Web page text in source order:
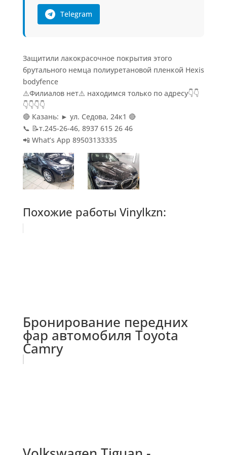
Telegram
Защитили лакокрасочное покрытия этого
брутального немца полиуретановой пленкой Hexis
bodyfence
⚠️Филиалов нет⚠️ находимся только по адресу👇👇
👇👇👇👇
🔴 Казань: ► ул. Седова, 24к1 🔴
📞 📝т.245-26-46, 8937 615 26 46
📲 What’s App 89503133335
Похожие работы Vinylkzn:
Бронирование передних
фар автомобиля Toyota
Camry